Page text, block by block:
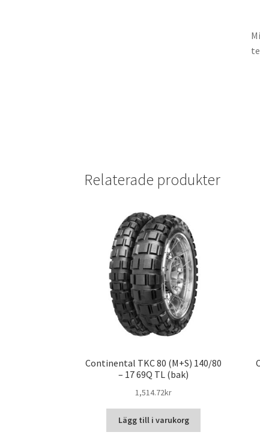
Relaterade produkter
Continental TKC 80 (M+S) 140/80
– 17 69Q TL (bak)
1,514.72kr
Lägg till i varukorg